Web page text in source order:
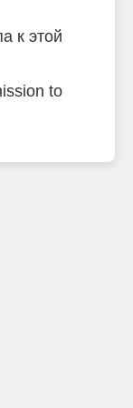
к этой
to